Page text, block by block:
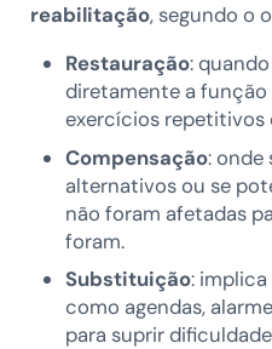
reabilitação, segundo o
Restauração:
diretamente a
exercícios repetitivos
Compensação: onde
alternativos ou se
não foram afetadas
foram.
Substituição:
como agendas,
para suprir